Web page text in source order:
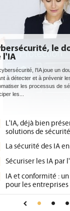
DEE:
bientôt une
datacenters
Des datacenters plus
ce que recherchent les
avec la mise en oeuvre
1
Qu'est-ce que
d'efficacité
2
DEE, une
place pour
Phocea DC
DEE